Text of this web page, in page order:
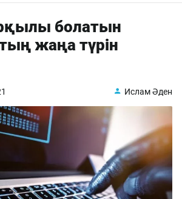
болатын
жаңа түрін
Ислам Әден